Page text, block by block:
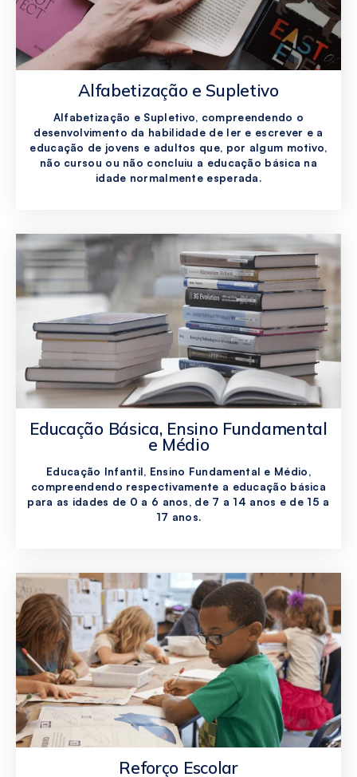
Alfabetização e Supletivo
Alfabetização e Supletivo, compreendendo o
desenvolvimento da habilidade de ler e escrever e a
educação de jovens e adultos que, por algum motivo,
não cursou ou não concluiu a educação básica na
idade normalmente esperada.
Educação Básica, Ensino Fundamental
e Médio
Educação Infantil, Ensino Fundamental e Médio,
compreendendo respectivamente a educação básica
para as idades de 0 a 6 anos, de 7 a 14 anos e de 15 a
17 anos.
Reforço Escolar